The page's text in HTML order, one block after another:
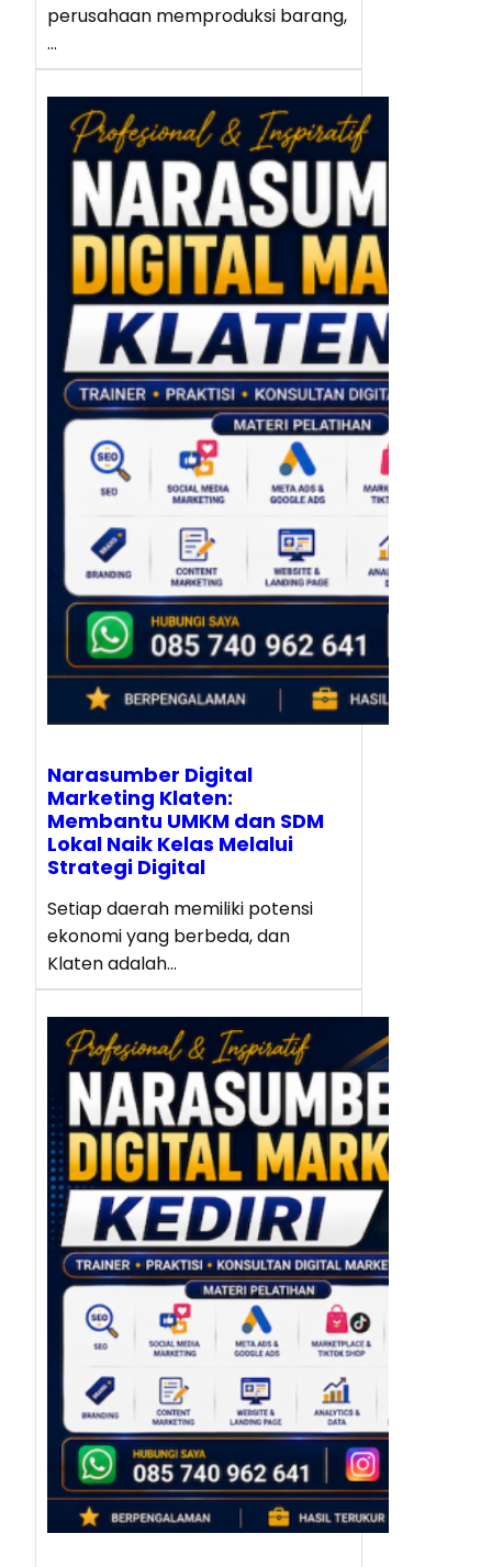
perusahaan memproduksi barang,
…
Narasumber Digital
Marketing Klaten:
Membantu UMKM dan SDM
Lokal Naik Kelas Melalui
Strategi Digital
Setiap daerah memiliki potensi
ekonomi yang berbeda, dan
Klaten adalah…